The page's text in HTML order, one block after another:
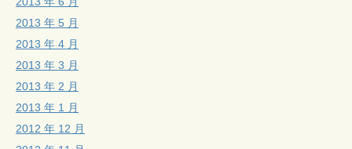
2013 年 5 月
2013 年 4 月
2013 年 3 月
2013 年 2 月
2013 年 1 月
2012 年 12 月